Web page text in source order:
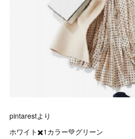
pintarestより
ホワイト✖️1カラー💚グリーン